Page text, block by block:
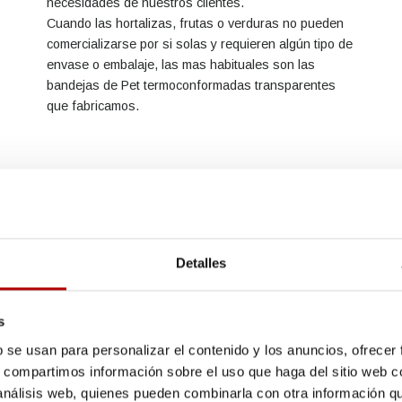
Detalles
usan para personalizar el contenido y los anuncios,
información sobre el uso que haga del sitio web
web, quienes pueden combinarla con otra información
Cuando las hortalizas, frutas o verduras no pueden
comercializarse por si solas y requieren algún tipo de
envase o embalaje, las mas habituales son las
bandejas de Pet termoconformadas transparentes
que fabricamos.